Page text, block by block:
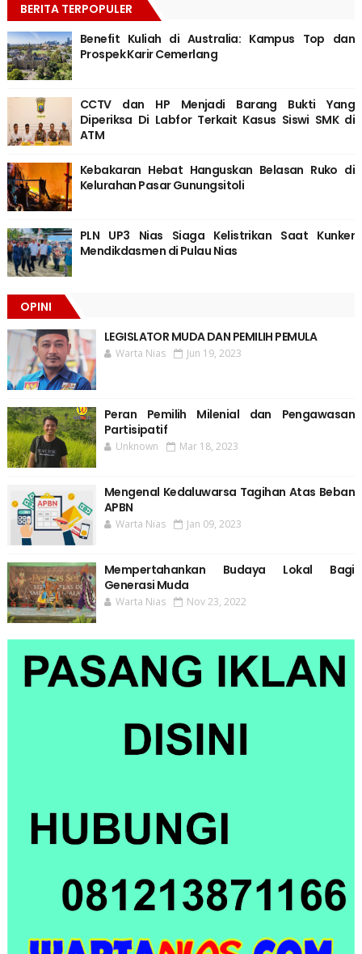
BERITA TERPOPULER
Benefit Kuliah di Australia: Kampus Top dan
Prospek Karir Cemerlang
CCTV dan HP Menjadi Barang Bukti Yang
Diperiksa Di Labfor Terkait Kasus Siswi SMK di
ATM
Kebakaran Hebat Hanguskan Belasan Ruko di
Kelurahan Pasar Gunungsitoli
PLN UP3 Nias Siaga Kelistrikan Saat Kunker
Mendikdasmen di Pulau Nias
OPINI
LEGISLATOR MUDA DAN PEMILIH PEMULA
Warta Nias Jun 19, 2023
Peran Pemilih Milenial dan Pengawasan
Partisipatif
Unknown Mar 18, 2023
Mengenal Kedaluwarsa Tagihan Atas Beban
APBN
Warta Nias Jan 09, 2023
Mempertahankan Budaya Lokal Bagi
Generasi Muda
Warta Nias Nov 23, 2022